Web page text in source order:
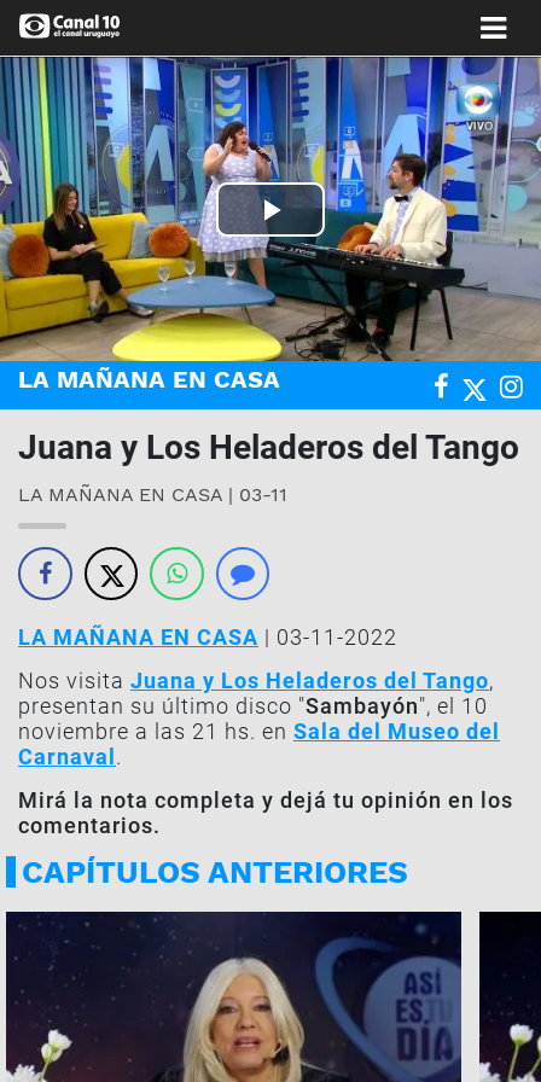
Play
Video
LA MAÑANA EN CASA
Juana y Los Heladeros del Tango
LA MAÑANA EN CASA | 03-11
LA MAÑANA EN CASA | 03-11-2022
Nos visita Juana y Los Heladeros del Tango,
presentan su último disco "Sambayón", el 10
noviembre a las 21 hs. en Sala del Museo del
Carnaval .
Mirá la nota completa y dejá tu opinión en los
comentarios.
CAPÍTULOS ANTERIORES